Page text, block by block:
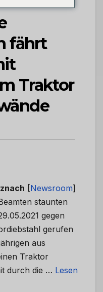
fährt
Traktor
[Newsroom]
staunten
gegen
gerufen
aus
Traktor
durch die … Lesen